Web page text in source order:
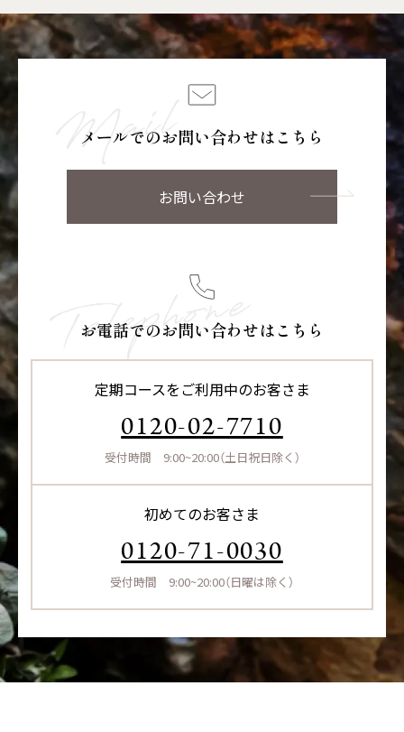
メールでのお問い合わせはこちら
お問い合わせ
お電話でのお問い合わせはこちら
定期コースをご利用中のお客さま
0120-02-7710
受付時間 9:00~20:00（土日祝日除く）
初めてのお客さま
0120-71-0030
受付時間 9:00~20:00（日曜は除く）